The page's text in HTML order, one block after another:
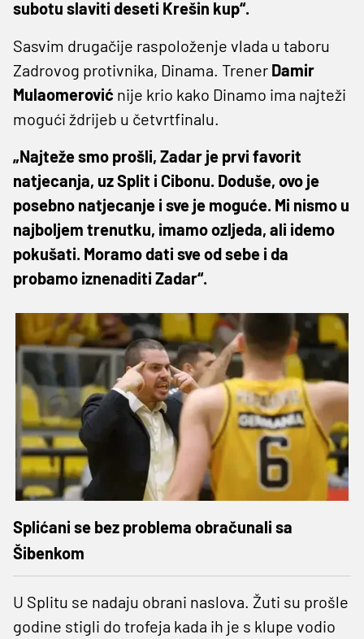
subotu slaviti deseti Krešin kup“.
Sasvim drugačije raspoloženje vlada u taboru
Zadrovog protivnika, Dinama. Trener Damir
Mulaomerović nije krio kako Dinamo ima najteži
mogući ždrijeb u četvrtfinalu.
„Najteže smo prošli, Zadar je prvi favorit
natjecanja, uz Split i Cibonu. Doduše, ovo je
posebno natjecanje i sve je moguće. Mi nismo u
najboljem trenutku, imamo ozljeda, ali idemo
pokušati. Moramo dati sve od sebe i da
probamo iznenaditi Zadar“.
Splićani se bez problema obračunali sa
Šibenkom
U Splitu se nadaju obrani naslova. Žuti su prošle
godine stigli do trofeja kada ih je s klupe vodio